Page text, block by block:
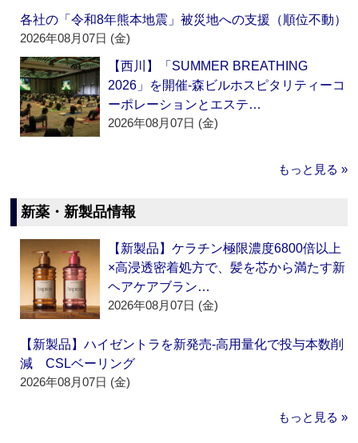
各社の「令和8年熊本地震」被災地への支援（順位不動）
2026年08月07日 (金)
【西川】「SUMMER BREATHING
2026」を開催‐森ビルホスピタリティーコ
ーポレーションとエステ…
2026年08月07日 (金)
もっと見る »
新薬・新製品情報
【新製品】ケラチン極限濃度6800倍以上
×高浸透密着処方で、髪を芯から満たす新
ヘアケアブラン…
2026年08月07日 (金)
【新製品】ハイゼントラを新発売‐高用量化で投与本数削
減 CSLベーリング
2026年08月07日 (金)
もっと見る »